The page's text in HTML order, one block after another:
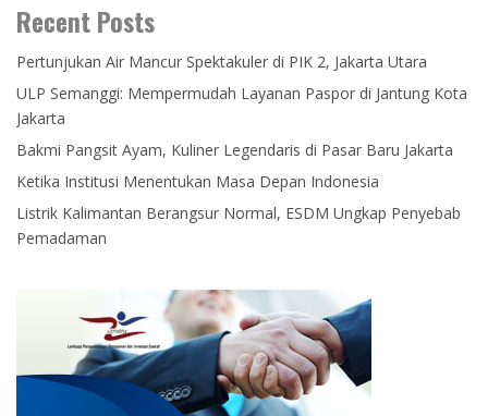
Recent Posts
Pertunjukan Air Mancur Spektakuler di PIK 2, Jakarta Utara
ULP Semanggi: Mempermudah Layanan Paspor di Jantung Kota
Jakarta
Bakmi Pangsit Ayam, Kuliner Legendaris di Pasar Baru Jakarta
Ketika Institusi Menentukan Masa Depan Indonesia
Listrik Kalimantan Berangsur Normal, ESDM Ungkap Penyebab
Pemadaman